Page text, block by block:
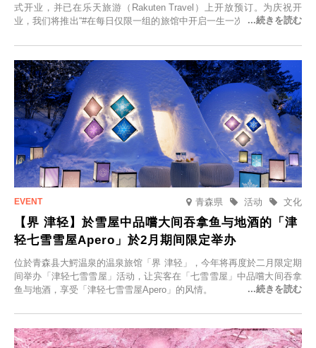
式开业，并已在乐天旅游（Rakuten Travel）上开放预订。为庆祝开
业，我们将推出“#在每日仅限一组的旅馆中开启一生一次的回忆之旅”活
在此与重要之人共度一段难忘的特别时光。
青森県 文化
活动
【界 津轻】於雪屋中品嚐大间吞拿鱼与地酒的「津
轻七雪雪屋Apero」於2月期间限定举办
位於青森县大鰐温泉的温泉旅馆「界 津轻」，今年将再度於二月限定期
间举办「津轻七雪雪屋」活动，让宾客在「七雪雪屋」中品嚐大间吞拿
鱼与地酒，享受「津轻七雪雪屋Apero」的风情。